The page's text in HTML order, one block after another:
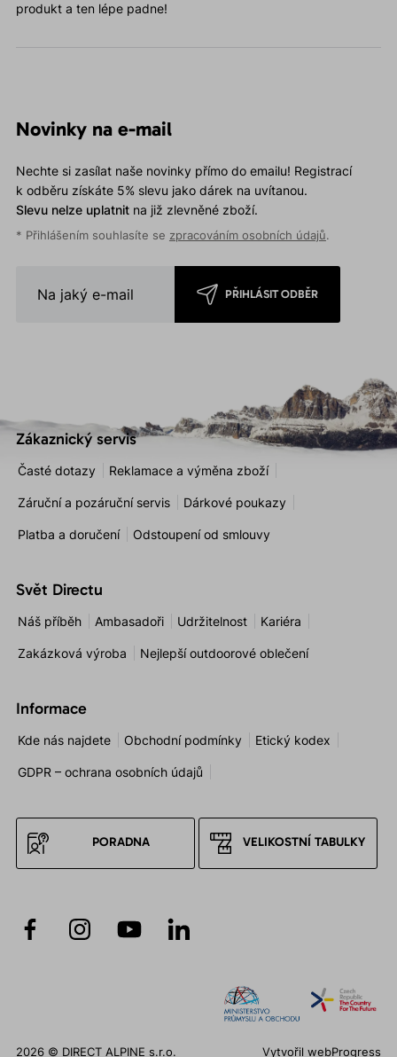
produkt a ten lépe padne!
Novinky na e-mail
Nechte si zasílat naše novinky přímo do emailu! Registrací
k odběru získáte 5% slevu jako dárek na uvítanou.
Slevu nelze uplatnitna již zlevněné zboží.
* Přihlášením souhlasíte se zpracováním osobních údajů.
PŘIHLÁSIT ODBĚR
Zákaznický servis
Časté dotazy Reklamace a výměna zboží
Záruční a pozáruční servis Dárkové poukazy
Platba a doručení Odstoupení od smlouvy
Svět Directu
Náš příběh Ambasadoři Udržitelnost Kariéra
Zakázková výroba Nejlepší outdoorové oblečení
Informace
Kde nás najdete Obchodní podmínky Etický kodex
GDPR – ochrana osobních údajů
PORADNA VELIKOSTNÍ TABULKY
2026 © DIRECT ALPINE s.r.o. VytvořilwebProgress